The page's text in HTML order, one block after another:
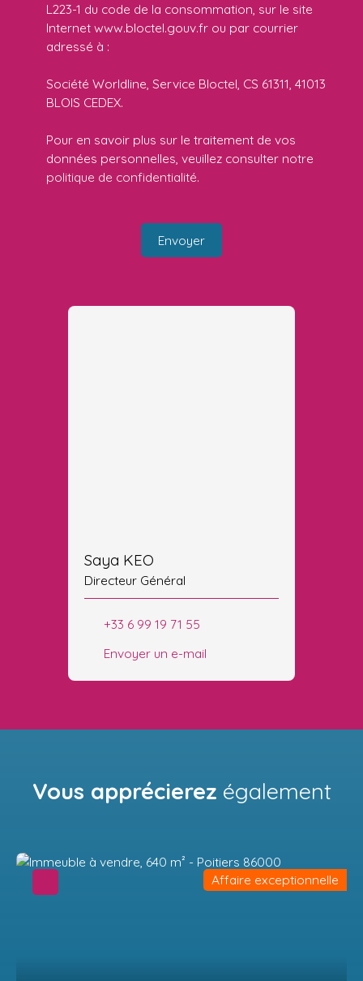
L223-1 du code de la consommation, sur le site
Internet www.bloctel.gouv.fr ou par courrier
adressé à :
Société Worldline, Service Bloctel, CS 61311, 41013
BLOIS CEDEX.
Pour en savoir plus sur le traitement de vos
données personnelles, veuillez consulter notre
politique de confidentialité.
Envoyer
Saya KEO
Directeur Général
+33 6 99 19 71 55
Envoyer un e-mail
Vous apprécierez également
Affaire exceptionnelle